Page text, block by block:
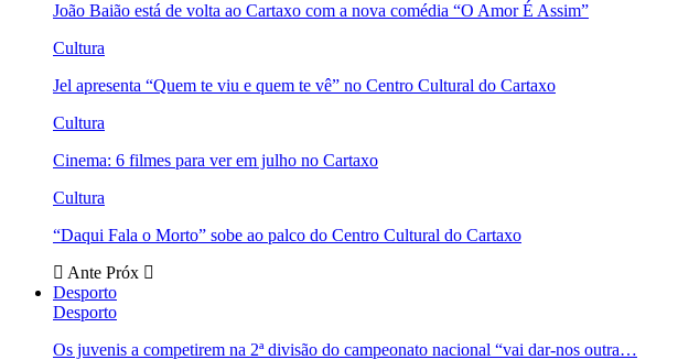
João Baião está de volta ao Cartaxo com a nova comédia “O Amor É Assim”
Cultura
Jel apresenta “Quem te viu e quem te vê” no Centro Cultural do Cartaxo
Cultura
Cinema: 6 filmes para ver em julho no Cartaxo
Cultura
“Daqui Fala o Morto” sobe ao palco do Centro Cultural do Cartaxo
Ante Próx
Desporto
Desporto
Os juvenis a competirem na 2ª divisão do campeonato nacional “vai dar-nos outra…